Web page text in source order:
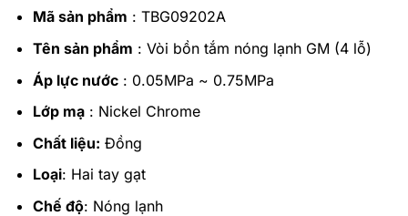
Mã sản phẩm : TBG09202A
Tên sản phẩm : Vòi bồn tắm nóng lạnh GM (4 lỗ)
Áp lực nước: 0.05MPa ~ 0.75MPa
Lớp mạ: Nickel Chrome
Chất liệu: Đồng
Loại: Hai tay gạt
Chế độ: Nóng lạnh